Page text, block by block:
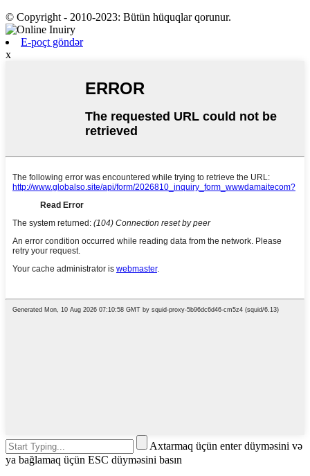
© Copyright - 2010-2023: Bütün hüquqlar qorunur.
E-poçt göndər
x
Axtarmaq üçün enter düyməsini və
ya bağlamaq üçün ESC düyməsini basın